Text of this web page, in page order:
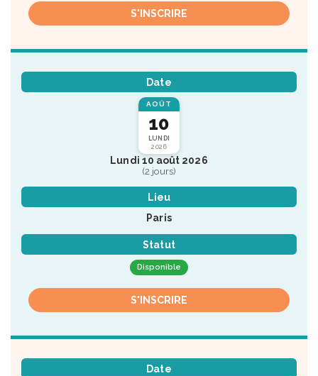
S'INSCRIRE
Date
AOÛT
10
LUNDI
2026
Lundi 10 août 2026
(2 jours)
Lieu
Paris
Statut
Disponible
S'INSCRIRE
Date